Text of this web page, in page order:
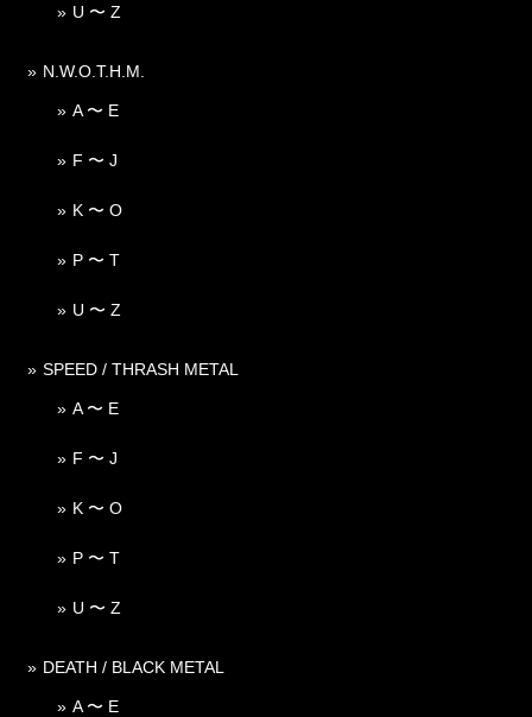
U 〜 Z
N.W.O.T.H.M.
A 〜 E
F 〜 J
K 〜 O
P 〜 T
U 〜 Z
SPEED / THRASH METAL
A 〜 E
F 〜 J
K 〜 O
P 〜 T
U 〜 Z
DEATH / BLACK METAL
A 〜 E